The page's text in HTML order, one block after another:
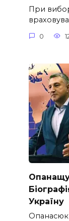
При
0
Україну